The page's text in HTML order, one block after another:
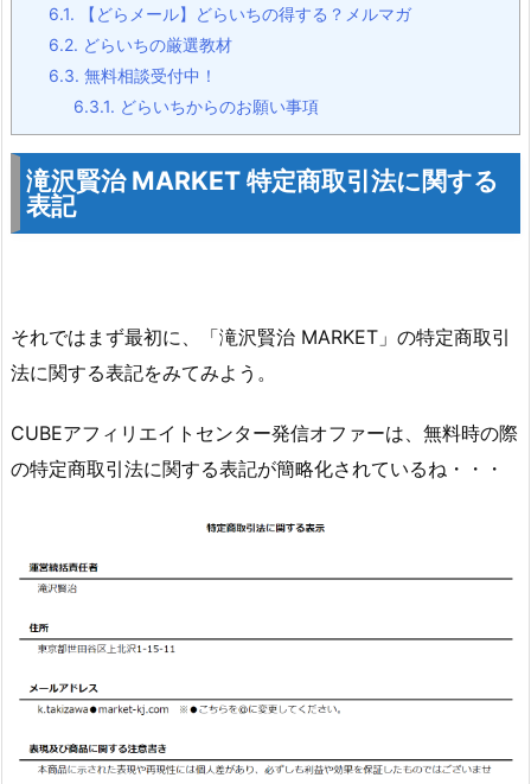
6.1. 【どらメール】どらいちの得する？メルマガ
6.2. どらいちの厳選教材
6.3. 無料相談受付中！
6.3.1. どらいちからのお願い事項
滝沢賢治 MARKET 特定商取引法に関する
表記
それではまず最初に、「滝沢賢治 MARKET」の特定商取引
法に関する表記をみてみよう。
CUBEアフィリエイトセンター発信オファーは、無料時の際
の特定商取引法に関する表記が簡略化されているね・・・